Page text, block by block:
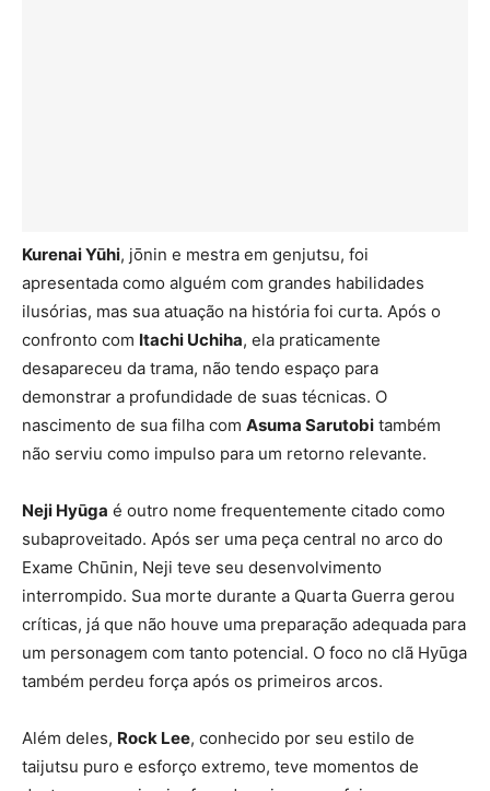
Kurenai Yūhi, jōnin e mestra em genjutsu, foi
apresentada como alguém com grandes habilidades
ilusórias, mas sua atuação na história foi curta. Após o
confronto com Itachi Uchiha, ela praticamente
desapareceu da trama, não tendo espaço para
demonstrar a profundidade de suas técnicas. O
nascimento de sua filha com Asuma Sarutobi também
não serviu como impulso para um retorno relevante.
Neji Hyūga é outro nome frequentemente citado como
subaproveitado. Após ser uma peça central no arco do
Exame Chūnin, Neji teve seu desenvolvimento
interrompido. Sua morte durante a Quarta Guerra gerou
críticas, já que não houve uma preparação adequada para
um personagem com tanto potencial. O foco no clã Hyūga
também perdeu força após os primeiros arcos.
Além deles, Rock Lee, conhecido por seu estilo de
taijutsu puro e esforço extremo, teve momentos de